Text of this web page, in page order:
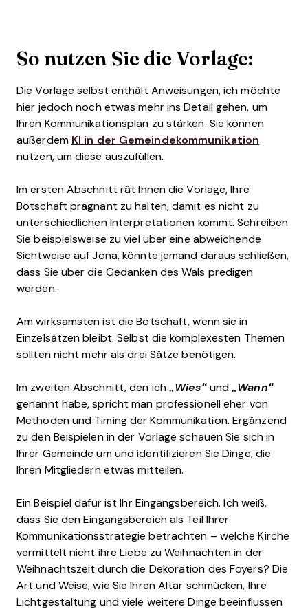
So nutzen Sie die Vorlage:
Die Vorlage selbst enthält Anweisungen, ich möchte
hier jedoch noch etwas mehr ins Detail gehen, um
Ihren Kommunikationsplan zu stärken. Sie können
außerdem KI in der Gemeindekommunikation
nutzen, um diese auszufüllen.
Im ersten Abschnitt rät Ihnen die Vorlage, Ihre
Botschaft prägnant zu halten, damit es nicht zu
unterschiedlichen Interpretationen kommt. Schreiben
Sie beispielsweise zu viel über eine abweichende
Sichtweise auf Jona, könnte jemand daraus schließen,
dass Sie über die Gedanken des Wals predigen
werden.
Am wirksamsten ist die Botschaft, wenn sie in
Einzelsätzen bleibt. Selbst die komplexesten Themen
sollten nicht mehr als drei Sätze benötigen.
Im zweiten Abschnitt, den ich„Wies“und„Wann“
genannt habe, spricht man professionell eher von
Methoden und Timing der Kommunikation. Ergänzend
zu den Beispielen in der Vorlage schauen Sie sich in
Ihrer Gemeinde um und identifizieren Sie Dinge, die
Ihren Mitgliedern etwas mitteilen.
Ein Beispiel dafür ist Ihr Eingangsbereich. Ich weiß,
dass Sie den Eingangsbereich als Teil Ihrer
Kommunikationsstrategie betrachten – welche Kirche
vermittelt nicht ihre Liebe zu Weihnachten in der
Weihnachtszeit durch die Dekoration des Foyers? Die
Art und Weise, wie Sie Ihren Altar schmücken, Ihre
Lichtgestaltung und viele weitere Dinge beeinflussen